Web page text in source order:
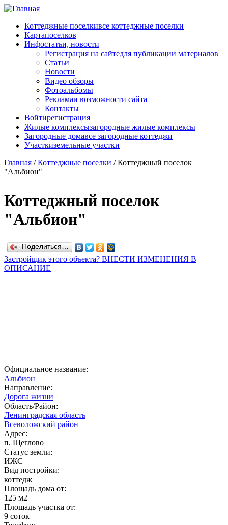
Перейти к основному содержанию
Коттеджные поселкивсе коттеджные поселки
Картапоселков
Инфостатьи, новости
Регистрация на сайтедля публикации материалов
Статьи
Новости
Видео обзоры
Фотоальбомы
Рекламаи возможности сайта
Контакты
Войтирегистрация
Жилые комплексызагородные жилые комплексы
Загородные домавсе загородные коттеджи
Участкиземельные участки
Главная / Коттеджные поселки /Коттеджный поселок
"Альбион"
Коттеджный поселок
"Альбион"
Поделиться…
Застройщик этого объекта? ВНЕСТИ ИЗМЕНЕНИЯ В
ОПИСАНИЕ
Официальное название:
Альбион
Направление:
Дорога жизни
Область/Район:
Ленинградская область
Всеволожский район
Адрес:
п. Щеглово
Статус земли:
ИЖС
Вид постройки:
коттедж
Площадь дома от:
125 м2
Площадь участка от:
9 соток